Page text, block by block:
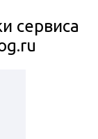
сервиса